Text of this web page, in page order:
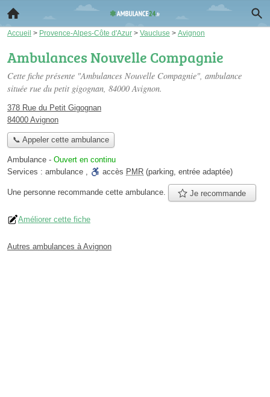
Accueil > Provence-Alpes-Côte d'Azur > Vaucluse > Avignon
Ambulances Nouvelle Compagnie
Cette fiche présente "Ambulances Nouvelle Compagnie", ambulance
située rue du petit gigognan, 84000 Avignon.
378 Rue du Petit Gigognan
84000 Avignon
📞 Appeler cette ambulance
Ambulance - Ouvert en continu
Services : ambulance , accès PMR (parking, entrée adaptée)
Une personne recommande cette ambulance. Je recommande
Améliorer cette fiche
Autres ambulances à Avignon